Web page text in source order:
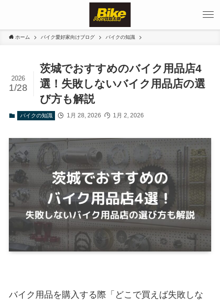
ホーム バイク愛好家向けブログ バイクの知識
茨城でおすすめのバイク用品店4
選！失敗しないバイク用品店の選
び方も解説
2026
1/28
バイクの知識 1月 28, 2026 1月 2, 2026
バイク用品を購入する際「どこで買えば失敗しな